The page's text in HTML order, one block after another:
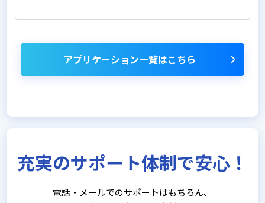
アプリケーション一覧はこちら
充実のサポート体制で安心！
電話・メールでのサポートはもちろん、